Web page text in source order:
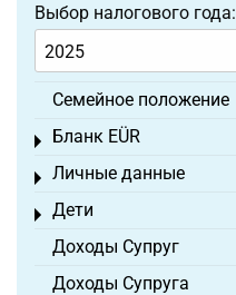
Выбор налогового года:
Семейное положение
Бланк EÜR
Toggle menu
Личные данные
Toggle menu
Дети
Toggle menu
Доходы Супруг
Доходы Супруга